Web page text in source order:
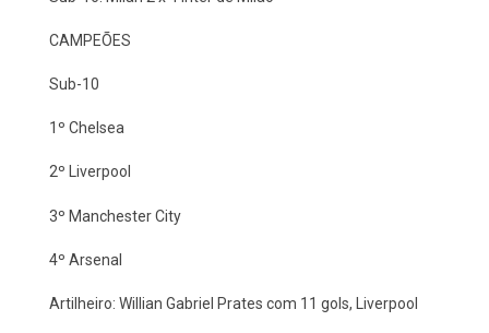
CAMPEÕES
Sub-10
1º Chelsea
2º Liverpool
3º Manchester City
4º Arsenal
Artilheiro: Willian Gabriel Prates com 11 gols, Liverpool